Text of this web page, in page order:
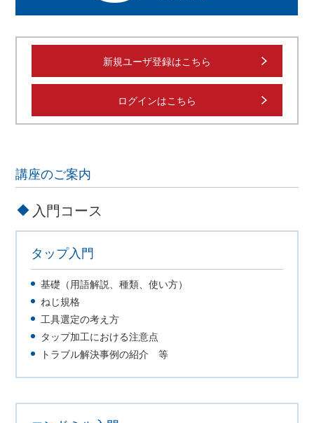
新規ユーザ登録はこちら
ログインはこちら
講座のご案内
入門コース
タップ入門
基礎（用語解説、種類、使い方）
ねじ規格
工具選定の考え方
タップ加工における注意点
トラブル解決事例の紹介 等